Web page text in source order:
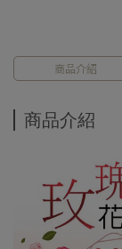
商品介紹
商品介紹